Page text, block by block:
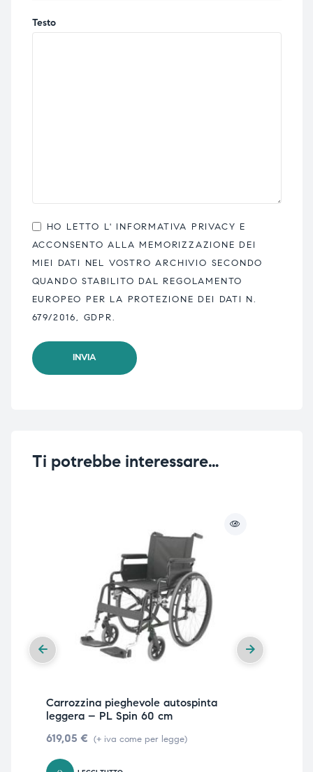
Testo
HO LETTO L' INFORMATIVA PRIVACY E
ACCONSENTO ALLA MEMORIZZAZIONE DEI
MIEI DATI NEL VOSTRO ARCHIVIO SECONDO
QUANDO STABILITO DAL REGOLAMENTO
EUROPEO PER LA PROTEZIONE DEI DATI N.
679/2016, GDPR.
Ti potrebbe interessare…
Carrozzina pieghevole autospinta
leggera – PL Spin 60 cm
619,05 € (+ iva come per legge)